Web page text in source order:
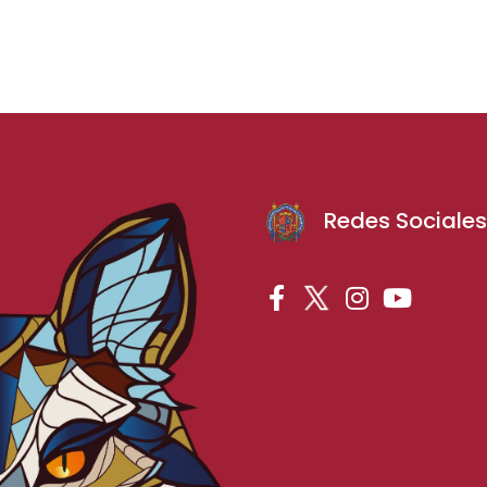
Redes Sociales